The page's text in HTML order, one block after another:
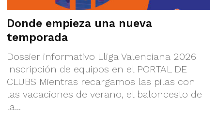
Donde empieza una nueva
temporada
Dossier informativo Lliga Valenciana 2026
Inscripción de equipos en el PORTAL DE
CLUBS Mientras recargamos las pilas con
las vacaciones de verano, el baloncesto de
la...